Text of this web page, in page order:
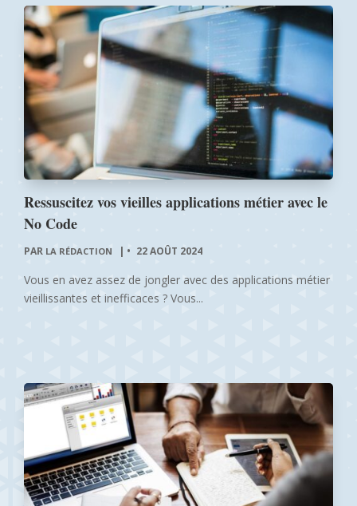
Ressuscitez vos vieilles applications métier avec le
No Code
PAR LA RÉDACTION | 22 AOÛT 2024
Vous en avez assez de jongler avec des applications métier
vieillissantes et inefficaces ? Vous...